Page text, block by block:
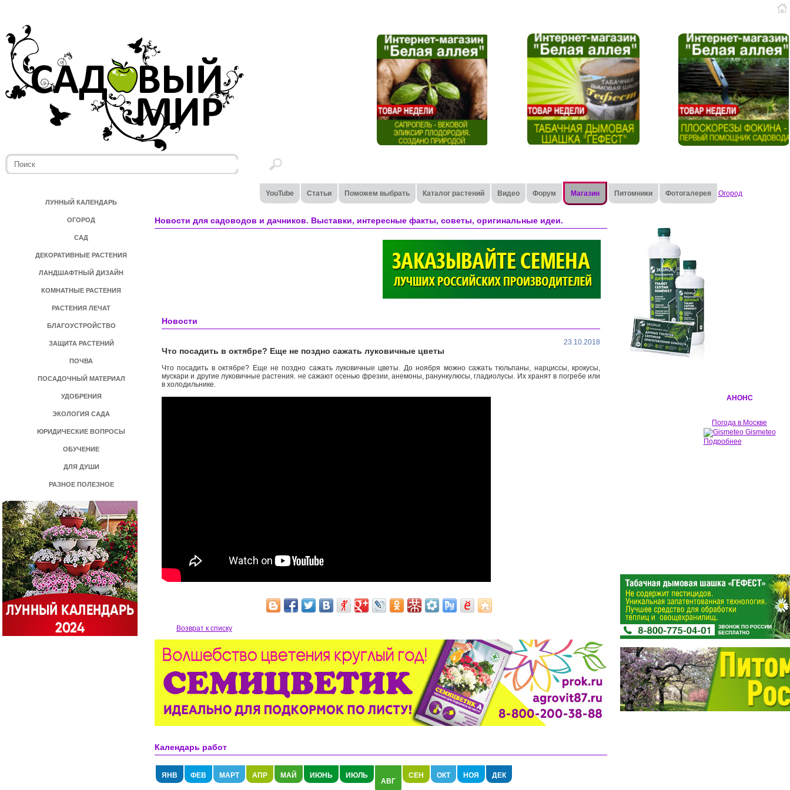
ЛУННЫЙ КАЛЕНДАРЬ
ОГОРОД
САД
ДЕКОРАТИВНЫЕ РАСТЕНИЯ
ЛАНДШАФТНЫЙ ДИЗАЙН
КОМНАТНЫЕ РАСТЕНИЯ
РАСТЕНИЯ ЛЕЧАТ
БЛАГОУСТРОЙСТВО
ЗАЩИТА РАСТЕНИЙ
ПОЧВА
ПОСАДОЧНЫЙ МАТЕРИАЛ
УДОБРЕНИЯ
ЭКОЛОГИЯ САДА
ЮРИДИЧЕСКИЕ ВОПРОСЫ
ОБУЧЕНИЕ
ДЛЯ ДУШИ
РАЗНОЕ ПОЛЕЗНОЕ
YouTube Статьи Поможем выбрать Каталог растений Видео Форум Магазин Питомники Фотогалерея Огород
Новости для садоводов и дачников. Выставки, интересные факты, советы, оригинальные идеи.
Новости
23.10.2018
Что посадить в октябре? Еще не поздно сажать луковичные цветы
Что посадить в октябре? Еще не поздно сажать луковичные цветы. До ноября можно сажать тюльпаны, нарциссы, крокусы,
мускари и другие луковичные растения. не сажают осенью фрезии, анемоны, ранункулюсы, гладиолусы. Их хранят в погребе или
в холодильнике.
Возврат к списку
Календарь работ
ЯНВ ФЕВ МАРТ АПР МАЙ ИЮНЬ ИЮЛЬ
АВГ
СЕН ОКТ НОЯ ДЕК
АНОНС
Погода в Москве
Gismeteo
Подробнее